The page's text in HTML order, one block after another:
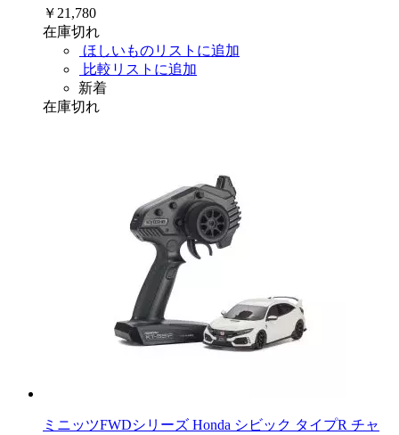
￥21,780
在庫切れ
ほしいものリストに追加
比較リストに追加
新着
在庫切れ
ミニッツFWDシリーズ Honda シビック タイプR チャ